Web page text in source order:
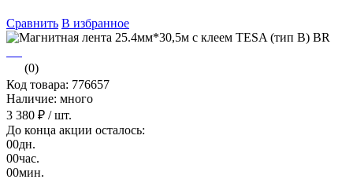
Сравнить В избранное
(0)
Код товара: 776657
Наличие: много
3 380 ₽ / шт.
До конца акции осталось:
00дн.
00час.
00мин.